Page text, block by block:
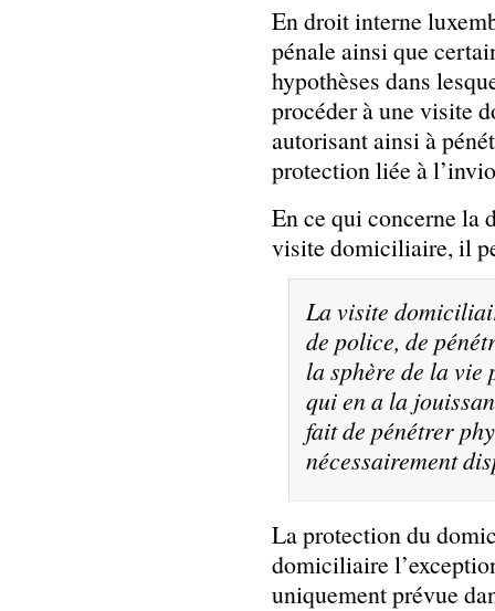
En droit interne
pénale ainsi que
hypothèses dans
procéder à une visite
autorisant ainsi à
protection liée à
En ce qui concerne la
visite domiciliaire, il
La visite
de police, de
la sphère de la vie
qui en a la
fait de pénétrer
nécessairement
La protection du
domiciliaire
uniquement prévue